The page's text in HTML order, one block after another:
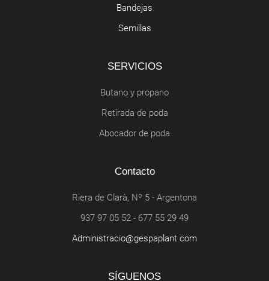
Bandejas
Semillas
SERVICIOS
Butano y propano
Retirada de poda
Abocador de poda
Contacto
Riera de Clarà, Nº 5 - Argentona
937 97 05 52 - 677 55 29 49
administracio@gespaplant.com
SÍGUENOS